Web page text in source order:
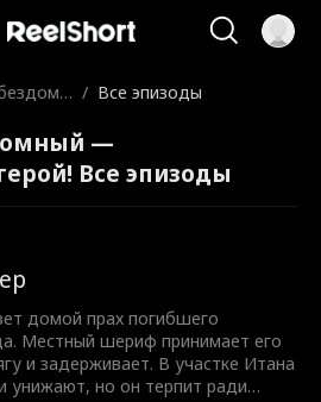
/ Все эпизоды
—
Все эпизоды
домой прах погибшего
Местный шериф принимает его
и задерживает. В участке Итана
унижают, но он терпит ради